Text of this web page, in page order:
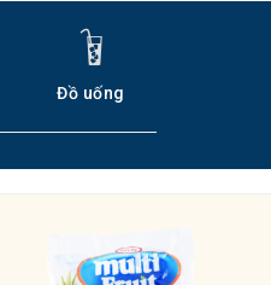
Đồ uống